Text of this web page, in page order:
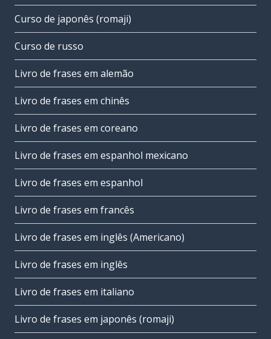
Curso de japonês (romaji)
Curso de russo
Livro de frases em alemão
Livro de frases em chinês
Livro de frases em coreano
Livro de frases em espanhol mexicano
Livro de frases em espanhol
Livro de frases em francês
Livro de frases em inglês (Americano)
Livro de frases em inglês
Livro de frases em italiano
Livro de frases em japonês (romaji)